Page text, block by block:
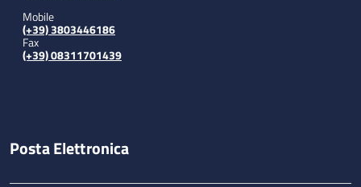
Mobile
(+39) 3803446186
Fax
(+39) 08311701439
Posta Elettronica